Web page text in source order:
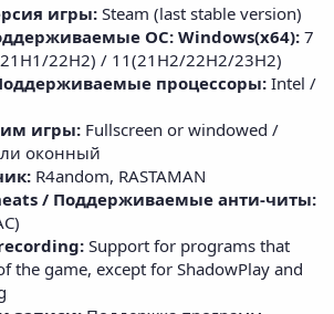
игры:Steam (last stable version)
ОС: Windows(x64): 7
22H2) / 11(21H2/22H2/23H2)
процессоры: Intel /
игры: Fullscreen or windowed /
оконный
R4andom, RASTAMAN
/ Поддерживаемые анти-читы:
Support for programs that
the game, except for ShadowPlay and